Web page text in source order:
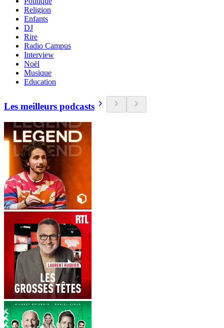
Religion
Enfants
DJ
Rire
Radio Campus
Interview
Noël
Musique
Education
Les meilleurs podcasts